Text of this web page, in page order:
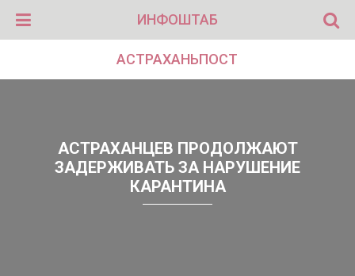
ИНФОШТАБ
АСТРАХАНЬПОСТ
АСТРАХАНЦЕВ ПРОДОЛЖАЮТ
ЗАДЕРЖИВАТЬ ЗА НАРУШЕНИЕ
КАРАНТИНА